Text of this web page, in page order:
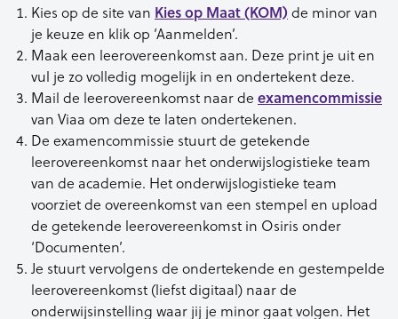
Kies op de site van Kies op Maat (KOM)de minor van
je keuze en klik op ‘Aanmelden’.
Maak een leerovereenkomst aan. Deze print je uit en
vul je zo volledig mogelijk in en ondertekent deze.
Mail de leerovereenkomst naar de examencommissie
van Viaa om deze te laten ondertekenen.
De examencommissie stuurt de getekende
leerovereenkomst naar het onderwijslogistieke team
van de academie. Het onderwijslogistieke team
voorziet de overeenkomst van een stempel en upload
de getekende leerovereenkomst in Osiris onder
‘Documenten’.
Je stuurt vervolgens de ondertekende en gestempelde
leerovereenkomst (liefst digitaal) naar de
onderwijsinstelling waar jij je minor gaat volgen. Het